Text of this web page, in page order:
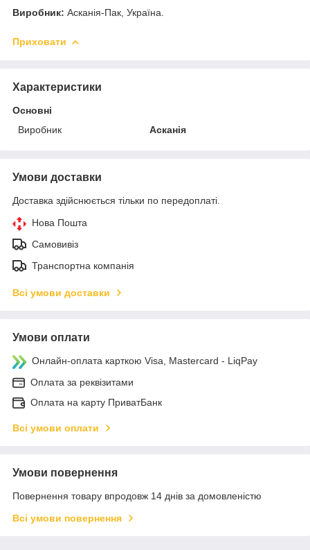
Виробник: Асканія-Пак, Україна.
Приховати
Характеристики
Основні
Виробник
Асканія
Умови доставки
Доставка здійснюється тільки по передоплаті.
Нова Пошта
Самовивіз
Транспортна компанія
Всі умови доставки
Умови оплати
Онлайн-оплата карткою Visa, Mastercard - LiqPay
Оплата за реквізитами
Оплата на карту ПриватБанк
Всі умови оплати
Умови повернення
Повернення товару впродовж 14 днів за домовленістю
Всі умови повернення